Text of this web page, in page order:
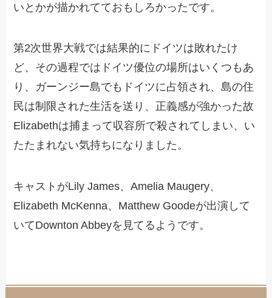
いとかが描かれてておもしろかったです。
第2次世界大戦では結果的にドイツは敗れたけ
ど、その過程ではドイツ優位の場所はいくつもあ
り、ガーンジー島でもドイツに占領され、島の住
民は制限された生活を送り、正義感が強かった故
Elizabethは捕まって収容所で殺されてしまい、い
たたまれない気持ちになりました。
キャストがLily James、Amelia Maugery、
Elizabeth McKenna、Matthew Goodeが出演して
いてDownton Abbeyを見てるようです。